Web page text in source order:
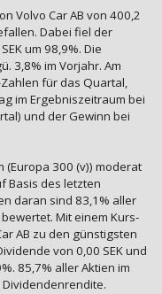
Volvo Car AB von 400,2
Dabei fiel der
um 98,9%. Die
3,8% im Vorjahr. Am
für das Quartal,
im Ergebniszeitraum bei
und der Gewinn bei
(Europa 300 (v)) moderat
Basis des letzten
daran sind 83,1% aller
Mit einem Kurs-
AB zu den günstigsten
von 0,00 SEK und
85,7% aller Aktien im